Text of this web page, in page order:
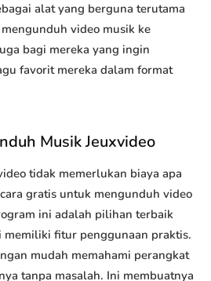
alat yang berguna terutama
video musik ke
bagi mereka yang ingin
favorit mereka dalam format
Musik Jeuxvideo
tidak memerlukan biaya apa
gratis untuk mengunduh video
ini adalah pilihan terbaik
fitur penggunaan praktis.
mudah memahami perangkat
tanpa masalah. Ini membuatnya